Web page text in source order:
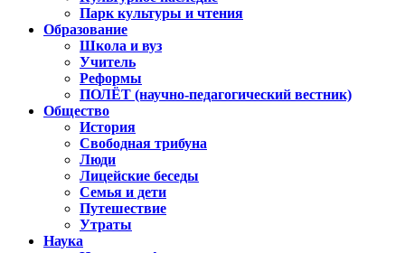
Парк культуры и чтения
Образование
Школа и вуз
Учитель
Реформы
ПОЛЁТ (научно-педагогический вестник)
Общество
История
Свободная трибуна
Люди
Лицейские беседы
Семья и дети
Путешествие
Утраты
Наука